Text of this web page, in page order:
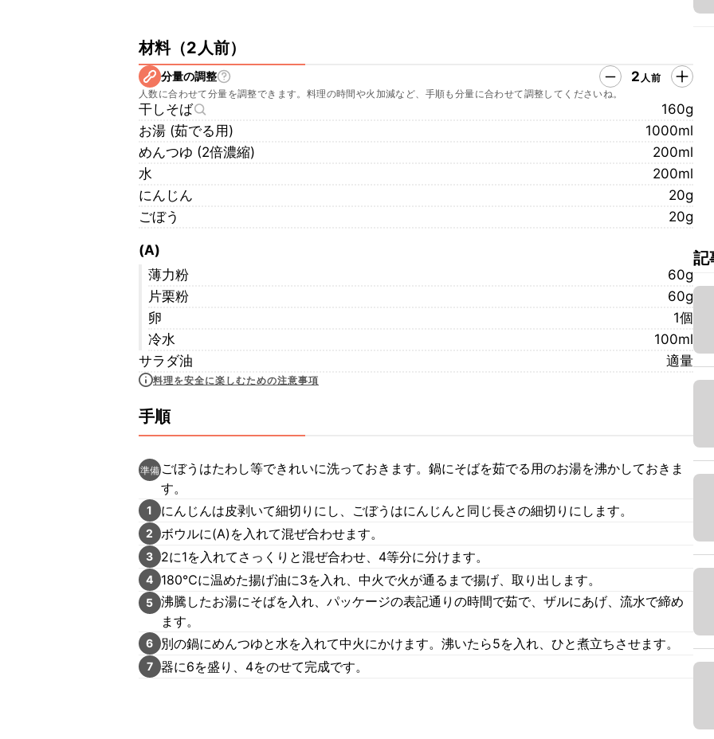
材料（2人前）
分量の調整 2 人前
人数に合わせて分量を調整できます。料理の時間や火加減など、手順も分量に合わせて調整してくださいね。
干しそば
160g
お湯 (茹でる用)
1000ml
めんつゆ (2倍濃縮)
200ml
水
200ml
にんじん
20g
ごぼう
20g
(A)
薄力粉
60g
片栗粉
60g
卵
1個
冷水
100ml
サラダ油
適量
料理を安全に楽しむための注意事項
手順
準備 ごぼうはたわし等できれいに洗っておきます。鍋にそばを茹でる用のお湯を沸かしておきま
す。
1 にんじんは皮剥いて細切りにし、ごぼうはにんじんと同じ長さの細切りにします。
2 ボウルに(A)を入れて混ぜ合わせます。
3 2に1を入れてさっくりと混ぜ合わせ、4等分に分けます。
4 180℃に温めた揚げ油に3を入れ、中火で火が通るまで揚げ、取り出します。
5 沸騰したお湯にそばを入れ、パッケージの表記通りの時間で茹で、ザルにあげ、流水で締め
ます。
6 別の鍋にめんつゆと水を入れて中火にかけます。沸いたら5を入れ、ひと煮立ちさせます。
7 器に6を盛り、4をのせて完成です。
記